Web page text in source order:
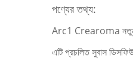
পণ্যের তথ্য:
Arc1 Crearoma নতুন
এটি প্রচলিত সুবাস